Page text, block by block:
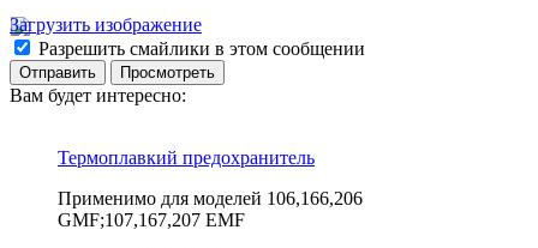
Загрузить изображение
Разрешить смайлики в этом сообщении
Вам будет интересно:
Термоплавкий предохранитель
Применимо для моделей 106,166,206
GMF;107,167,207 EMF